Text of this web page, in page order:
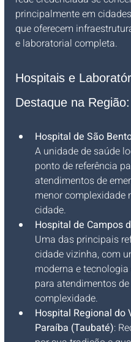
principalmente em
que oferecem
e laboratorial completa.
Hospitais e
Destaque na Região:
Hospital de São
A unidade de saúde
ponto de referência
atendimentos de
menor complexidade
cidade.
Hospital de Campos
Uma das principais
cidade vizinha, com
moderna e
para atendimentos
complexidade.
Hospital Regional do
Paraíba (Taubaté):